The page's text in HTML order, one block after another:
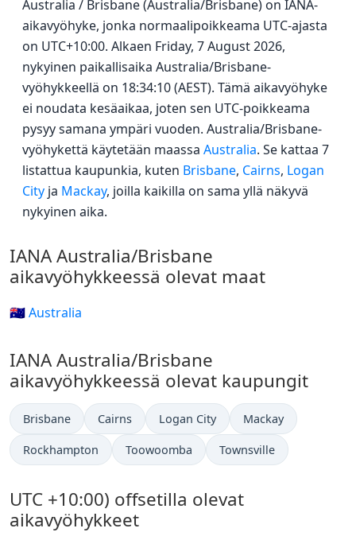
Australia / Brisbane (Australia/Brisbane) on IANA-
aikavyöhyke, jonka normaalipoikkeama UTC-ajasta
on UTC+10:00. Alkaen Friday, 7 August 2026,
nykyinen paikallisaika Australia/Brisbane-
vyöhykkeellä on 18:34:10 (AEST). Tämä aikavyöhyke
ei noudata kesäaikaa, joten sen UTC-poikkeama
pysyy samana ympäri vuoden. Australia/Brisbane-
vyöhykettä käytetään maassa Australia. Se kattaa 7
listattua kaupunkia, kuten Brisbane, Cairns, Logan
City ja Mackay, joilla kaikilla on sama yllä näkyvä
nykyinen aika.
IANA Australia/Brisbane
aikavyöhykkeessä olevat maat
🇦🇺 Australia
IANA Australia/Brisbane
aikavyöhykkeessä olevat kaupungit
Brisbane Cairns Logan City Mackay
Rockhampton Toowoomba Townsville
UTC +10:00) offsetilla olevat
aikavyöhykkeet